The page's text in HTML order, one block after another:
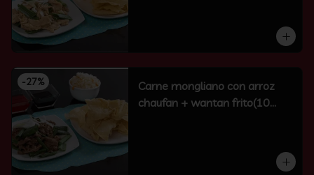
-27%
Carne mongliano con arroz
chaufan + wantan frito(10